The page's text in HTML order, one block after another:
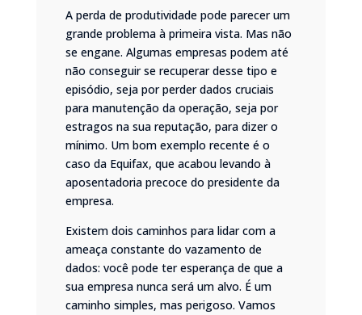
A perda de produtividade pode parecer um
grande problema à primeira vista. Mas não
se engane. Algumas empresas podem até
não conseguir se recuperar desse tipo e
episódio, seja por perder dados cruciais
para manutenção da operação, seja por
estragos na sua reputação, para dizer o
mínimo. Um bom exemplo recente é o
caso da Equifax, que acabou levando à
aposentadoria precoce do presidente da
empresa.
Existem dois caminhos para lidar com a
ameaça constante do vazamento de
dados: você pode ter esperança de que a
sua empresa nunca será um alvo. É um
caminho simples, mas perigoso. Vamos